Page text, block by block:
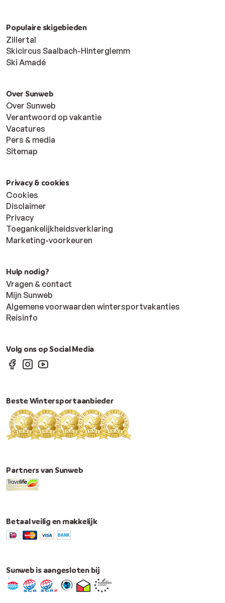
Populaire skigebieden
Zillertal
Skicircus Saalbach-Hinterglemm
Ski Amadé
Over Sunweb
Over Sunweb
Verantwoord op vakantie
Vacatures
Pers & media
Sitemap
Privacy & cookies
Cookies
Disclaimer
Privacy
Toegankelijkheidsverklaring
Marketing-voorkeuren
Hulp nodig?
Vragen & contact
Mijn Sunweb
Algemene voorwaarden wintersportvakanties
Reisinfo
Volg ons op Social Media
Beste Wintersportaanbieder
Partners van Sunweb
Betaal veilig en makkelijk
Sunweb is aangesloten bij